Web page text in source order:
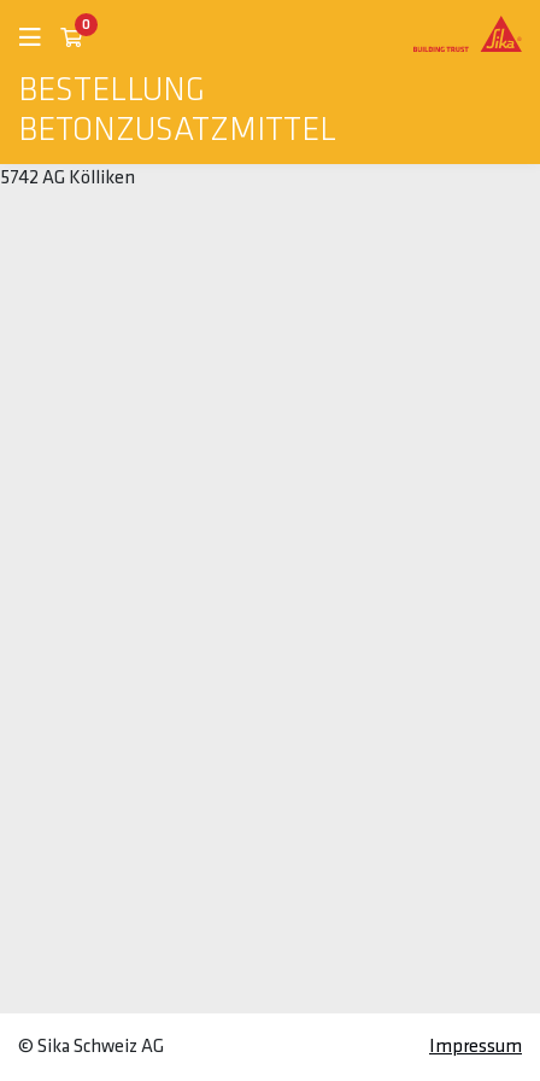
BESTELLUNG
BETONZUSATZMITTEL
0
5742 AG Kölliken
© Sika Schweiz AG Impressum